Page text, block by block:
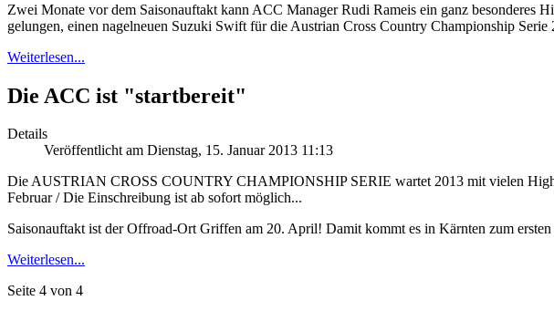
Zwei Monate vor dem Saisonauftakt kann ACC Manager Rudi Rameis ein ganz besonderes
gelungen, einen nagelneuen Suzuki Swift für die Austrian Cross Country Championship Serie
Weiterlesen...
Die ACC ist "startbereit"
Details
Veröffentlicht am Dienstag, 15. Januar 2013 11:13
Die AUSTRIAN CROSS COUNTRY CHAMPIONSHIP SERIE wartet 2013 mit vielen
Februar / Die Einschreibung ist ab sofort möglich...
Saisonauftakt ist der Offroad-Ort Griffen am 20. April! Damit kommt es in Kärnten zum ersten
Weiterlesen...
Seite 4 von 4